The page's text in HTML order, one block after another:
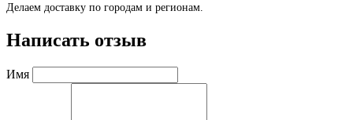
Делаем доставку по городам и регионам.
Написать отзыв
Имя